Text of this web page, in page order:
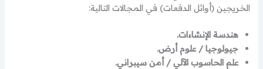
الخريجين (أوائل الدفعات) في المجالات التالية:
هندسة الإنشاءات.
جيولوجيا / علوم أرض.
علم الحاسوب الآلي / أمن سيبراني.